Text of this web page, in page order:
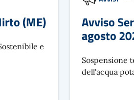
(ME)
e
Avviso
agosto
Sospensione
dell'acqua